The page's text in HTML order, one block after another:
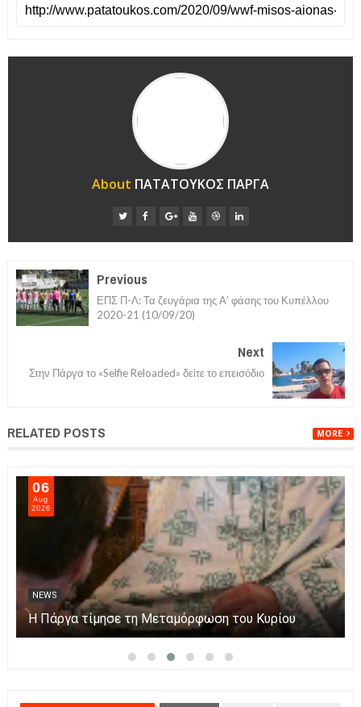
About ΠΑΤΑΤΟΥΚΟΣ ΠΑΡΓΑ
Previous
ΕΠΣ Π-Λ: Τα ζευγάρια της Α’ φάσης του Κυπέλλου
2020-21 (10/09/20)
Next
Στην Πάργα το «Selfie Reloaded» δείτε το επεισόδιο
RELATED POSTS MORE
06
Aug
2026
NEWS
Η Πάργα τίμησε τη Μεταμόρφωση του Κυρίου